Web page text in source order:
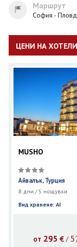
Маршрут
София -
ЦЕНИ НА ХОТЕЛИ
MUSHO
Айвалък, Турция
8 дни / 5 нощувки
Вид хранене: AI
от 295 €/